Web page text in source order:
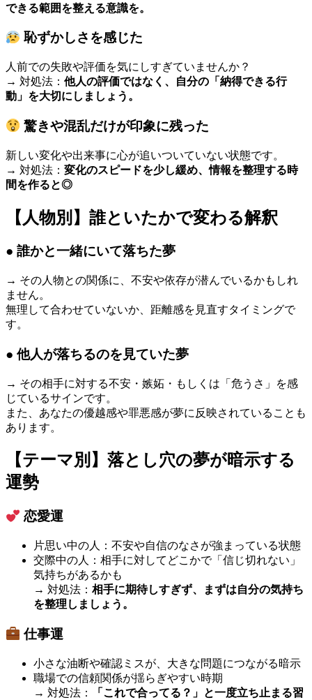
できる範囲を整える意識を。
恥ずかしさを感じた
人前での失敗や評価を気にしすぎていませんか？
→ 対処法： 他人の評価ではなく、自分の「納得できる行
動」を大切にしましょう。
驚きや混乱だけが印象に残った
新しい変化や出来事に心が追いついていない状態です。
→ 対処法： 変化のスピードを少し緩め、情報を整理する時
間を作ると◎
【人物別】誰といたかで変わる解釈
● 誰かと一緒にいて落ちた夢
→ その人物との関係に、不安や依存が潜んでいるかもしれ
ません。
無理して合わせていないか、距離感を見直すタイミングで
す。
● 他人が落ちるのを見ていた夢
→ その相手に対する不安・嫉妬・もしくは「危うさ」を感
じているサインです。
また、あなたの優越感や罪悪感が夢に反映されていることも
あります。
【テーマ別】落とし穴の夢が暗示する
運勢
恋愛運
片思い中の人：不安や自信のなさが強まっている状態
交際中の人：相手に対してどこかで「信じ切れない」
気持ちがあるかも
→ 対処法： 相手に期待しすぎず、まずは自分の気持ち
を整理しましょう。
仕事運
小さな油断や確認ミスが、大きな問題につながる暗示
職場での信頼関係が揺らぎやすい時期
→ 対処法：
「これで合ってる？」と一度立ち止まる習